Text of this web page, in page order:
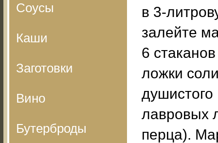
Соусы
Каши
Заготовки
Вино
Бутерброды
в 3-
залейте
6
ложки
душистого
лавровых
перца).